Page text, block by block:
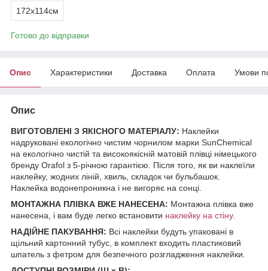
172х114см
Готово до відправки
Опис Характеристики Доставка Оплата Умови
Опис
ВИГОТОВЛЕНІ З ЯКІСНОГО МАТЕРІАЛУ: Наклейки
надруковані екологічно чистим чорнилом марки SunChemical
на екологічно чистій та високоякісній матовій плівці німецького
бренду Orafol з 5-річною гарантією. Після того, як ви наклеїли
наклейку, жодних ліній, хвиль, складок чи бульбашок.
Наклейка водонепроникна і не вигоряє на сонці.
МОНТАЖНА ПЛІВКА ВЖЕ НАНЕСЕНА: Монтажна плівка вже
нанесена, і вам буде легко встановити наклейку на стіну.
НАДІЙНЕ ПАКУВАННЯ: Всі наклейки будуть упаковані в
щільний картонний тубус, в комплект входить пластиковий
шпатель з фетром для безпечного розгладження наклейки.